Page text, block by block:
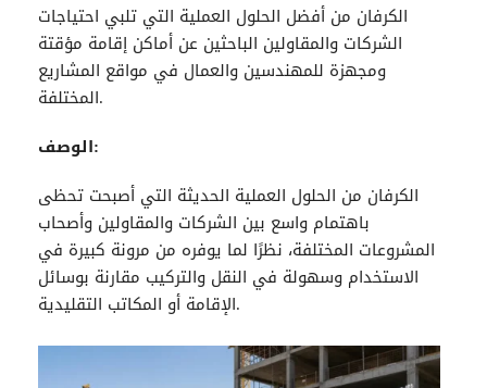
الكرفان من أفضل الحلول العملية التي تلبي احتياجات
الشركات والمقاولين الباحثين عن أماكن إقامة مؤقتة
ومجهزة للمهندسين والعمال في مواقع المشاريع
المختلفة.
الوصف:
الكرفان من الحلول العملية الحديثة التي أصبحت تحظى
باهتمام واسع بين الشركات والمقاولين وأصحاب
المشروعات المختلفة، نظرًا لما يوفره من مرونة كبيرة في
الاستخدام وسهولة في النقل والتركيب مقارنة بوسائل
الإقامة أو المكاتب التقليدية.